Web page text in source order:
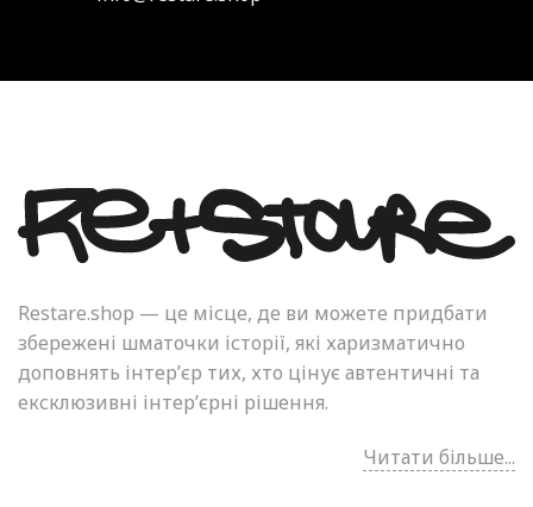
Restare.shop — це місце, де ви можете придбати
збережені шматочки історії, які харизматично
доповнять інтер’єр тих, хто цінує автентичні та
ексклюзивні інтер’єрні рішення.
Читати більше...